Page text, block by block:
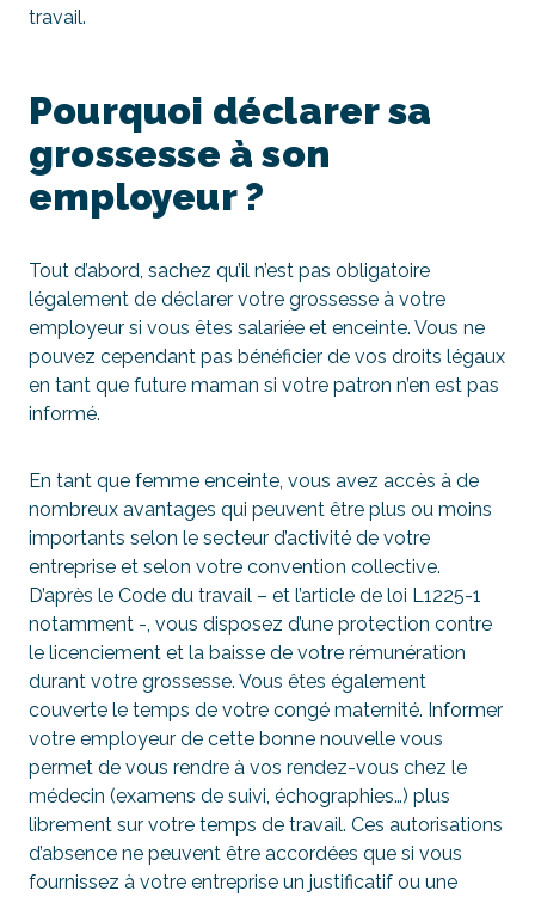
travail.
Pourquoi déclarer sa
grossesse à son
employeur ?
Tout d’abord, sachez qu’il n’est pas obligatoire
légalement de déclarer votre grossesse à votre
employeur si vous êtes salariée et enceinte. Vous ne
pouvez cependant pas bénéficier de vos droits légaux
en tant que future maman si votre patron n’en est pas
informé.
En tant que femme enceinte, vous avez accès à de
nombreux avantages qui peuvent être plus ou moins
importants selon le secteur d’activité de votre
entreprise et selon votre convention collective.
D’après le Code du travail – et l’article de loi L1225-1
notamment -, vous disposez d’une protection contre
le licenciement et la baisse de votre rémunération
durant votre grossesse. Vous êtes également
couverte le temps de votre congé maternité. Informer
votre employeur de cette bonne nouvelle vous
permet de vous rendre à vos rendez-vous chez le
médecin (examens de suivi, échographies…) plus
librement sur votre temps de travail. Ces autorisations
d’absence ne peuvent être accordées que si vous
fournissez à votre entreprise un justificatif ou une